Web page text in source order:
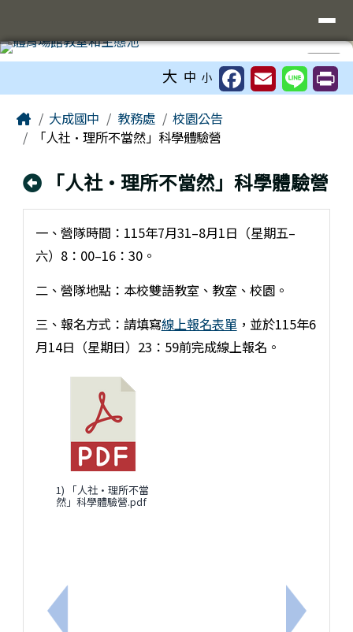
⏸
大 中 小
Home大成國中 教務處
校園公告
「人社•理所不當然」科學體驗營
回上頁
「人社•理所不當然」科學體驗營
上一筆：探索地球科學－未來大無限高中生半日體驗
一、營隊時間：115年7月31–8月1日（星期五–
六）8：00–16：30。
二、營隊地點：本校雙語教室、教室、校園。
三、報名方式：請填寫線上報名表單，並於115年6
月14日（星期日）23：59前完成線上報名。
1) 「人社•理所不當
然」科學體驗營.pdf
下一筆：